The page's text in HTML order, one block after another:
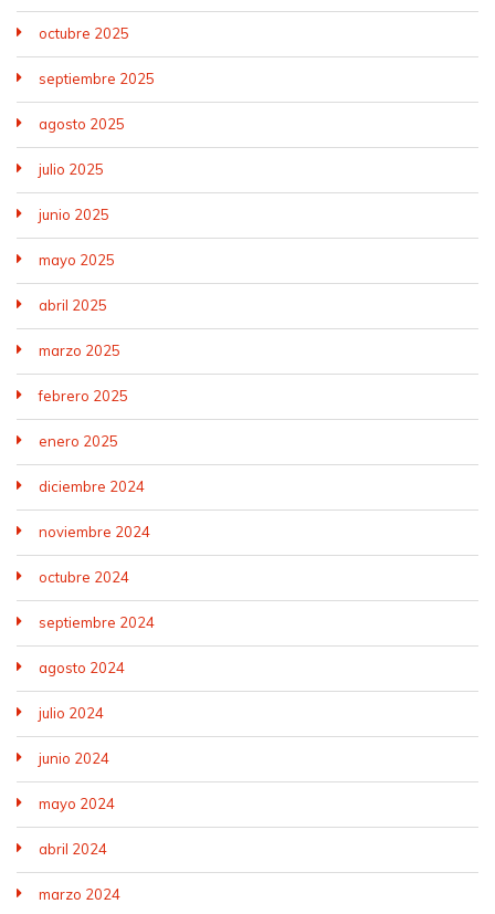
octubre 2025
septiembre 2025
agosto 2025
julio 2025
junio 2025
mayo 2025
abril 2025
marzo 2025
febrero 2025
enero 2025
diciembre 2024
noviembre 2024
octubre 2024
septiembre 2024
agosto 2024
julio 2024
junio 2024
mayo 2024
abril 2024
marzo 2024